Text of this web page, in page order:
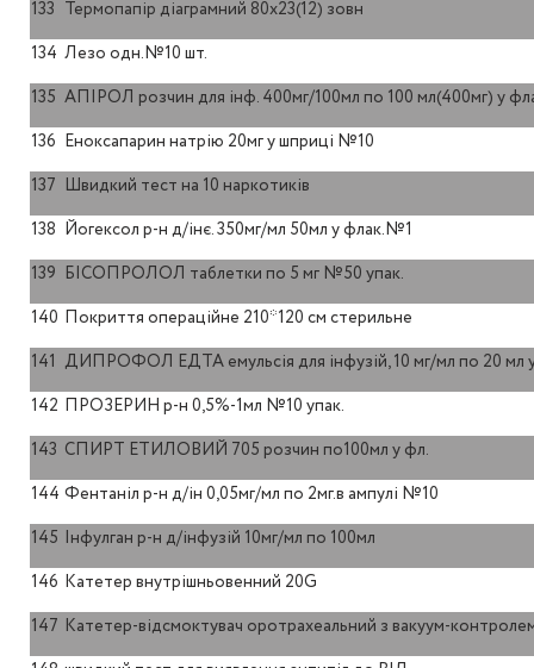
133 Термопапір діаграмний 80х23(12) зовн
134 Лезо одн.№10 шт.
135 АПІРОЛ розчин для інф. 400мг/100мл по 100 мл(400мг) у
136 Еноксапарин натрію 20мг у шприці №10
137 Швидкий тест на 10 наркотиків
138 Йогексол р-н д/інє. 350мг/мл 50мл у флак.№1
139 БІСОПРОЛОЛ таблетки по 5 мг №50 упак.
140 Покриття операційне 210*120 см стерильне
141 ДИПРОФОЛ ЕДТА емульсія для інфузій, 10 мг/мл по 20 мл
142 ПРОЗЕРИН р-н 0,5%-1мл №10 упак.
143 СПИРТ ЕТИЛОВИЙ 705 розчин по100мл у фл.
144 Фентаніл р-н д/ін 0,05мг/мл по 2мг.в ампулі №10
145 Інфулган р-н д/інфузій 10мг/мл по 100мл
146 Катетер внутрішньовенний 20G
147 Катетер-відсмоктувач оротрахеальний з вакуум-